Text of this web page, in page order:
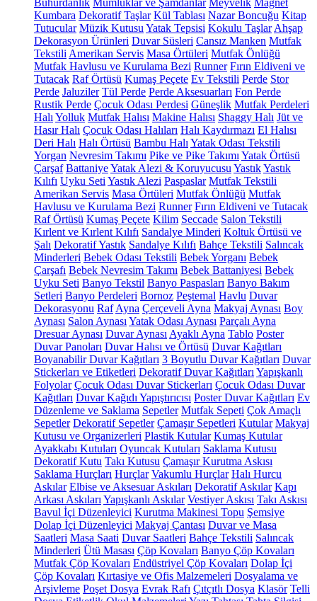
Buhurdanlık Mumluklar ve Şamdanlar Meyvelik Magnet
Kumbara Dekoratif Taşlar Kül Tablası Nazar Boncuğu Kitap
Tutucular Müzik Kutusu Yatak Tepsisi Kokulu Taşlar Ahşap
Dekorasyon Ürünleri Duvar Süsleri Cansız Manken Mutfak
Tekstili Amerikan Servis Masa Örtüleri Mutfak Önlüğü
Mutfak Havlusu ve Kurulama Bezi Runner Fırın Eldiveni ve
Tutacak Raf Örtüsü Kumaş Peçete Ev Tekstili Perde Stor
Perde Jaluziler Tül Perde Perde Aksesuarları Fon Perde
Rustik Perde Çocuk Odası Perdesi Güneşlik Mutfak Perdeleri
Halı Yolluk Mutfak Halısı Makine Halısı Shaggy Halı Jüt ve
Hasır Halı Çocuk Odası Halıları Halı Kaydırmazı El Halısı
Deri Halı Halı Örtüsü Bambu Halı Yatak Odası Tekstili
Yorgan Nevresim Takımı Pike ve Pike Takımı Yatak Örtüsü
Çarşaf BattaniyeYatak Alezi & Koruyucusu YastıkYastık
Kılıfı Uyku Seti Yastık Alezi Paspaslar Mutfak Tekstili
Amerikan Servis Masa Örtüleri Mutfak Önlüğü Mutfak
Havlusu ve Kurulama Bezi Runner Fırın Eldiveni ve Tutacak
Raf Örtüsü Kumaş Peçete Kilim Seccade Salon Tekstili
Kırlent ve Kırlent Kılıfı Sandalye Minderi Koltuk Örtüsü ve
Şalı Dekoratif Yastık Sandalye Kılıfı Bahçe Tekstili Salıncak
Minderleri Bebek Odası Tekstili Bebek Yorganı Bebek
Çarşafı Bebek Nevresim Takımı Bebek Battaniyesi Bebek
Uyku Seti Banyo Tekstil Banyo Paspasları Banyo Bakım
Setleri Banyo Perdeleri Bornoz Peştemal Havlu Duvar
Dekorasyonu Raf Ayna Çerçeveli Ayna Makyaj Aynası Boy
Aynası Salon Aynası Yatak Odası Aynası Parçalı Ayna
Dresuar Aynası Duvar Aynası Ayaklı Ayna Tablo Poster
Duvar Panoları Duvar Halısı ve Örtüsü Duvar Kağıtları
Boyanabilir Duvar Kağıtları 3 Boyutlu Duvar Kağıtları Duvar
Stickerları ve Etiketleri Dekoratif Duvar Kağıtları Yapışkanlı
Folyolar Çocuk Odası Duvar Stickerları Çocuk Odası Duvar
Kağıtları Duvar Kağıdı Yapıştırıcısı Poster Duvar Kağıtları Ev
Düzenleme ve Saklama Sepetler Mutfak Sepeti Çok Amaçlı
Sepetler Dekoratif Sepetler Çamaşır Sepetleri Kutular Makyaj
Kutusu ve Organizerleri Plastik Kutular Kumaş Kutular
Ayakkabı Kutuları Oyuncak Kutuları Saklama Kutusu
Dekoratif Kutu Takı Kutusu Çamaşır Kurutma Askısı
Saklama Hurçları Hurçlar Vakumlu Hurçlar Halı Hurcu
Askılar Elbise ve Aksesuar Askıları Dekoratif Askılar Kapı
Arkası Askıları Yapışkanlı Askılar Vestiyer Askısı Takı Askısı
Bavul İçi Düzenleyici Kurutma Makinesi Topu Şemsiye
Dolap İçi Düzenleyici Makyaj Çantası Duvar ve Masa
Saatleri Masa Saati Duvar Saatleri Bahçe Tekstili Salıncak
Minderleri Ütü Masası Çöp Kovaları Banyo Çöp Kovaları
Mutfak Çöp Kovaları Endüstriyel Çöp Kovaları Dolap İçi
Çöp Kovaları Kırtasiye ve Ofis Malzemeleri Dosyalama ve
Arşivleme Poşet Dosya Evrak Rafı Çıtçıtlı Dosya Klasör Telli